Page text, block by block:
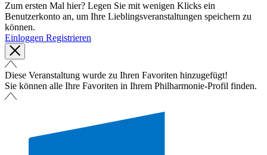
Zum ersten Mal hier? Legen Sie mit wenigen Klicks ein
Benutzerkonto an, um Ihre Lieblingsveranstaltungen speichern zu
können.
Einloggen Registrieren
Diese Veranstaltung wurde zu Ihren Favoriten hinzugefügt!
Sie können alle Ihre Favoriten in Ihrem Philharmonie-Profil finden.